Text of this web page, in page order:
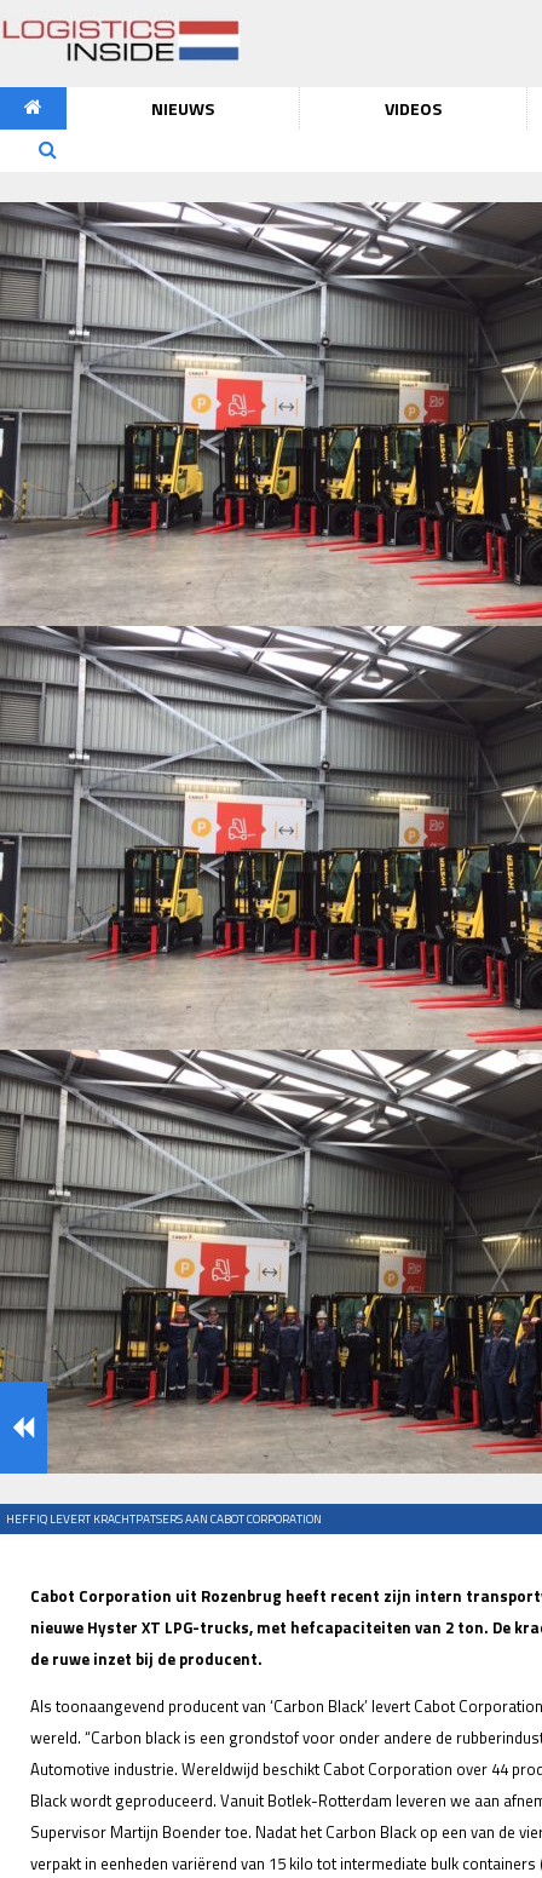
NIEUWS VIDEOS
HEFFIQ LEVERT KRACHTPATSERS AAN CABOT CORPORATION
Cabot Corporation uit Rozenbrug heeft recent zijn intern
nieuwe Hyster XT LPG-trucks, met hefcapaciteiten van 2 ton. De
de ruwe inzet bij de producent.
Als toonaangevend producent van ‘Carbon Black’ levert Cabot
wereld. “Carbon black is een grondstof voor onder andere de
Automotive industrie. Wereldwijd beschikt Cabot Corporation over 44
Black wordt geproduceerd. Vanuit Botlek-Rotterdam leveren we aan
Supervisor Martijn Boender toe. Nadat het Carbon Black op een van de
verpakt in eenheden variërend van 15 kilo tot intermediate bulk containers